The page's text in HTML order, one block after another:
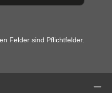
Felder sind Pflichtfelder.